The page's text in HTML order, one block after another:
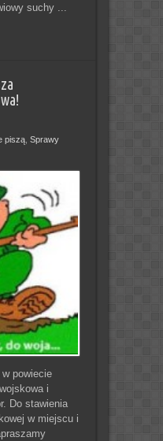
suchy ...
piszą, Sprawy
powiecie
i
Do stawienia
w miejscu i